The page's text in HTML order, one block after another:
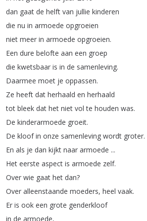
dan gaat de helft van jullie kinderen
die nu in armoede opgroeien
niet meer in armoede opgroeien.
Een dure belofte aan een groep
die kwetsbaar is in de samenleving.
Daarmee moet je oppassen.
Ze heeft dat herhaald en herhaald
tot bleek dat het niet vol te houden was.
De kinderarmoede groeit.
De kloof in onze samenleving wordt groter.
En als je dan kijkt naar armoede ...
Het eerste aspect is armoede zelf.
Over wie gaat het dan?
Over alleenstaande moeders, heel vaak.
Er is ook een grote genderkloof
in de armoede,